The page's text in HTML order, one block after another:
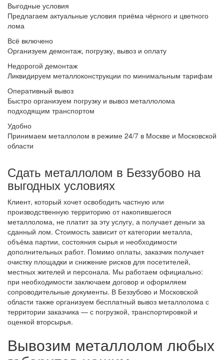
Выгодные условия
Предлагаем актуальные условия приёма чёрного и цветного
лома
Всё включено
Организуем демонтаж, погрузку, вывоз и оплату
Недорогой демонтаж
Ликвидируем металлоконструкции по минимальным тарифам
Оперативный вывоз
Быстро организуем погрузку и вывоз металлолома
подходящим транспортом
Удобно
Принимаем металлолом в режиме 24/7 в Москве и Московской
области
Сдать металлолом в Беззубово на
выгодных условиях
Клиент, который хочет освободить частную или
производственную территорию от накопившегося
металлолома, не платит за эту услугу, а получает деньги за
сданный лом. Стоимость зависит от категории металла,
объёма партии, состояния сырья и необходимости
дополнительных работ. Помимо оплаты, заказчик получает
очистку площадки и снижение рисков для посетителей,
местных жителей и персонала. Мы работаем официально:
при необходимости заключаем договор и оформляем
сопроводительные документы. В Беззубово и Московской
области также организуем бесплатный вывоз металлолома с
территории заказчика — с погрузкой, транспортировкой и
оценкой вторсырья.
Вывозим металлолом любых